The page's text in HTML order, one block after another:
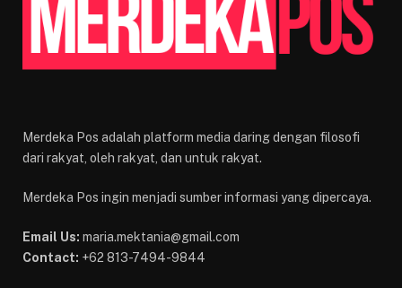
Merdeka Pos adalah platform media daring dengan filosofi
dari rakyat, oleh rakyat, dan untuk rakyat.
Merdeka Pos ingin menjadi sumber informasi yang dipercaya.
Email Us: maria.mektania@gmail.com
Contact: +62 813-7494-9844